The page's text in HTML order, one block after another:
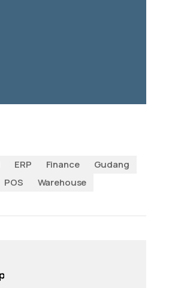
ERP Finance
Gudang
POS Warehouse